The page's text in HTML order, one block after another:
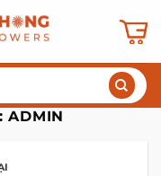
ADMIN